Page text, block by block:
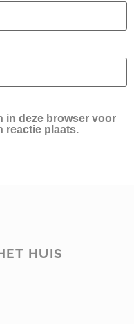
in deze browser voor
reactie plaats.
HUIS